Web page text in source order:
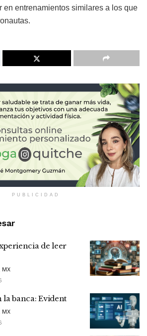
en entrenamientos similares a los que
PUBLICIDAD
de leer
banca: Evident